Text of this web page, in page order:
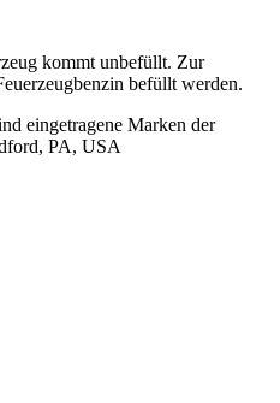
kommt unbefüllt. Zur
befüllt werden.
eingetragene Marken der
PA, USA